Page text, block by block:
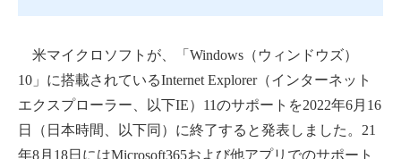
米マイクロソフトが、「Windows（ウィンドウズ）
10」に搭載されているInternet Explorer（インターネット
エクスプローラー、以下IE）11のサポートを2022年6月16
日（日本時間、以下同）に終了すると発表しました。21
年8月18日にはMicrosoft365および他アプリでのサポート